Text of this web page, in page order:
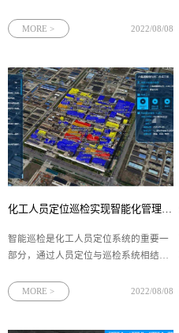
转量多年稳居世界第一。新一代UWB技
也是新工业时代对制造行业的普遍要
求。四相科技（EHIGH恒高）采用最新
UWB技术应用于高铁装备制造工厂，通
过高精度实时位置信息，根据具体的生
产安全需求，为企业打造一体智能数字
化生产管理解决方案。
MORE > 2022/08/08
​智能巡检是化工人员定位系统的重要一
部分，通过人员定位与巡检系统相结
个巡检员的位置以及设备运行状态，实
MORE > 2022/08/08